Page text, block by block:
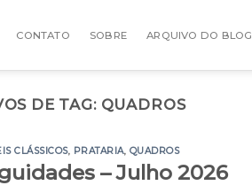
CONTATO SOBRE ARQUIVO DO BLOG
DE TAG: QUADROS
CLÁSSICOS, PRATARIA, QUADROS
– Julho 2026